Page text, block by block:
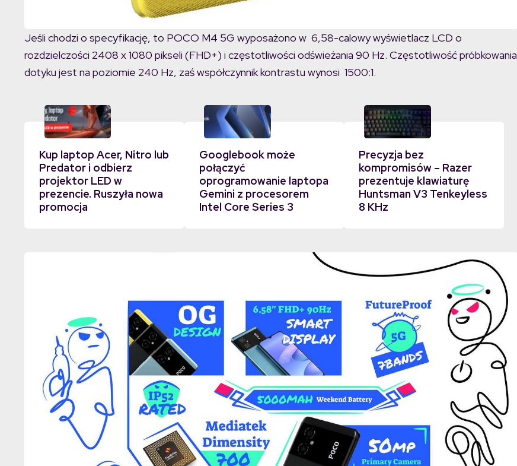
Jeśli chodzi o specyfikację, to POCO M4 5G wyposażono w 6,58-calowy wyświetlacz LCD o
rozdzielczości 2408 x 1080 pikseli (FHD+) i częstotliwości odświeżania 90 Hz. Częstotliwość próbkowania
dotyku jest na poziomie 240 Hz, zaś współczynnik kontrastu wynosi 1500:1.
Kup laptop Acer, Nitro lub
Predator i odbierz
projektor LED w
prezencie. Ruszyła nowa
promocja
Googlebook może
połączyć
oprogramowanie laptopa
Gemini z procesorem
Intel Core Series 3
Precyzja bez
kompromisów – Razer
prezentuje klawiaturę
Huntsman V3 Tenkeyless
8 KHz